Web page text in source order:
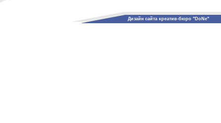
Дизайн сайта креатив-бюро "DoNe"